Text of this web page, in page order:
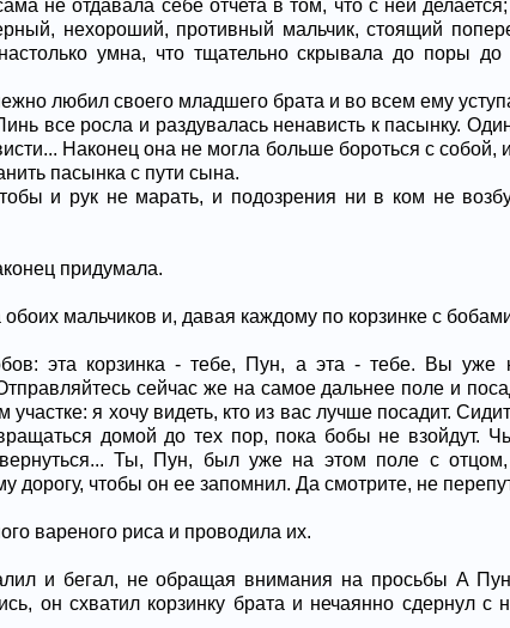
не отдавала себе отчета в том, что с ней делается;
нехороший, противный мальчик, стоящий
умна, что тщательно скрывала до поры
любил своего младшего брата и во всем ему
все росла и раздувалась ненависть к пасынку.
Наконец она не могла больше бороться с собой,
пасынка с пути сына.
и рук не марать, и подозрения ни в ком не
придумала.
мальчиков и, давая каждому по корзинке с
эта корзинка - тебе, Пун, а эта - тебе. Вы уже
сейчас же на самое дальнее поле и
участке: я хочу видеть, кто из вас лучше посадит.
домой до тех пор, пока бобы не взойдут.
Ты, Пун, был уже на этом поле с
дорогу, чтобы он ее запомнил. Да смотрите, не
вареного риса и проводила их.
и бегал, не обращая внимания на просьбы А
он схватил корзинку брата и нечаянно сдернул с